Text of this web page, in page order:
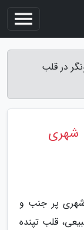
در قلب
شهری
شهری پر جنب و
قلب تپنده